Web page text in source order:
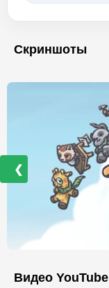
Скриншоты
❮
Видео YouTube